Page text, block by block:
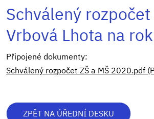
Schválený rozpočet
Vrbová Lhota na
Připojené dokumenty:
Schválený rozpočet ZŠ a MŠ 2020.pdf
ZPĚT NA ÚŘEDNÍ DESKU